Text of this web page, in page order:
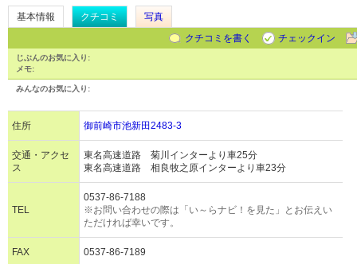
基本情報 クチコミ
写真
クチコミを書く
チェックイン
じぶんのお気に入り:
メモ:
みんなのお気に入り:
住所 御前崎市池新田2483-3
交通・アクセ
ス
東名高速道路 菊川インターより車25分
東名高速道路 相良牧之原インターより車23分
TEL
0537-86-7188
※お問い合わせの際は「い～らナビ！を見た」とお伝えい
ただければ幸いです。
FAX 0537-86-7189